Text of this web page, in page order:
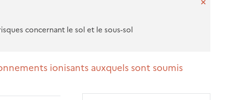
concernant le sol et le sous-sol
ionisants auxquels sont soumis